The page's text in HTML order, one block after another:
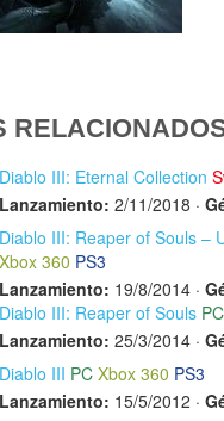
Diablo III: Eternal Collection
Lanzamiento: 2/11/2018 ·
Diablo III: Reaper of Souls –
Xbox 360 PS3
Lanzamiento: 19/8/2014 ·
Diablo III: Reaper of Souls PC
Lanzamiento: 25/3/2014 ·
Diablo III PC Xbox 360 PS3
Lanzamiento: 15/5/2012 ·